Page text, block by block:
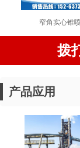
窄角实心锥
拨
产品应用